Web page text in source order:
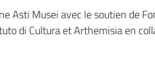
Asti Musei avec le soutien de
di Cultura et Arthemisia en